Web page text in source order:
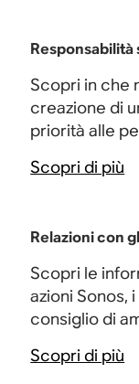
Responsabilità
Scopri in che
creazione di
priorità alle
Scopri di più
Relazioni con
Scopri le
azioni Sonos,
consiglio di
Scopri di più